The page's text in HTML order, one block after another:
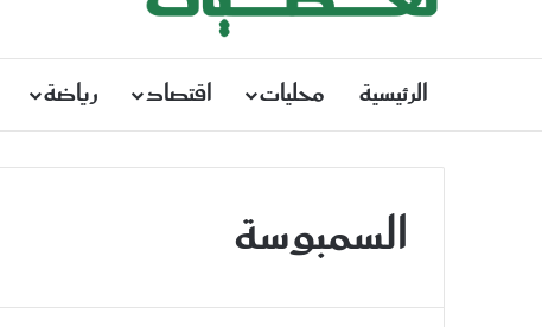
الرئيسية محليات اقتصاد رياضة
السمبوسة